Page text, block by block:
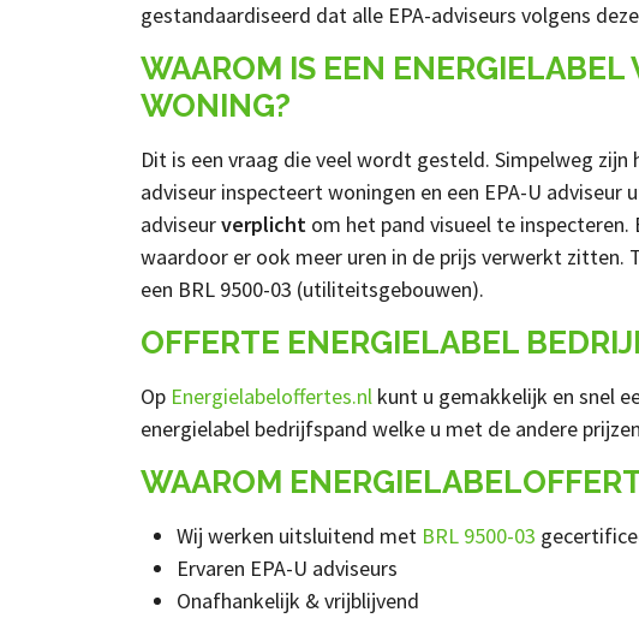
gestandaardiseerd dat alle EPA-adviseurs volgens
WAAROM IS EEN
WONING?
Dit is een vraag die veel wordt gesteld. Simpelweg
adviseur inspecteert woningen en een EPA-U
adviseurverplicht om het pand visueel te
waardoor er ook meer uren in de prijs verwerkt zitten.
een BRL 9500-03 (utiliteitsgebouwen).
OFFERTE ENERGIELABEL
Op Energielabeloffertes.nl kunt u gemakkelijk en snel
energielabel bedrijfspand welke u met de andere
WAAROM
Wij werken uitsluitend met BRL 9500-03
Ervaren EPA-U adviseurs
Onafhankelijk & vrijblijvend